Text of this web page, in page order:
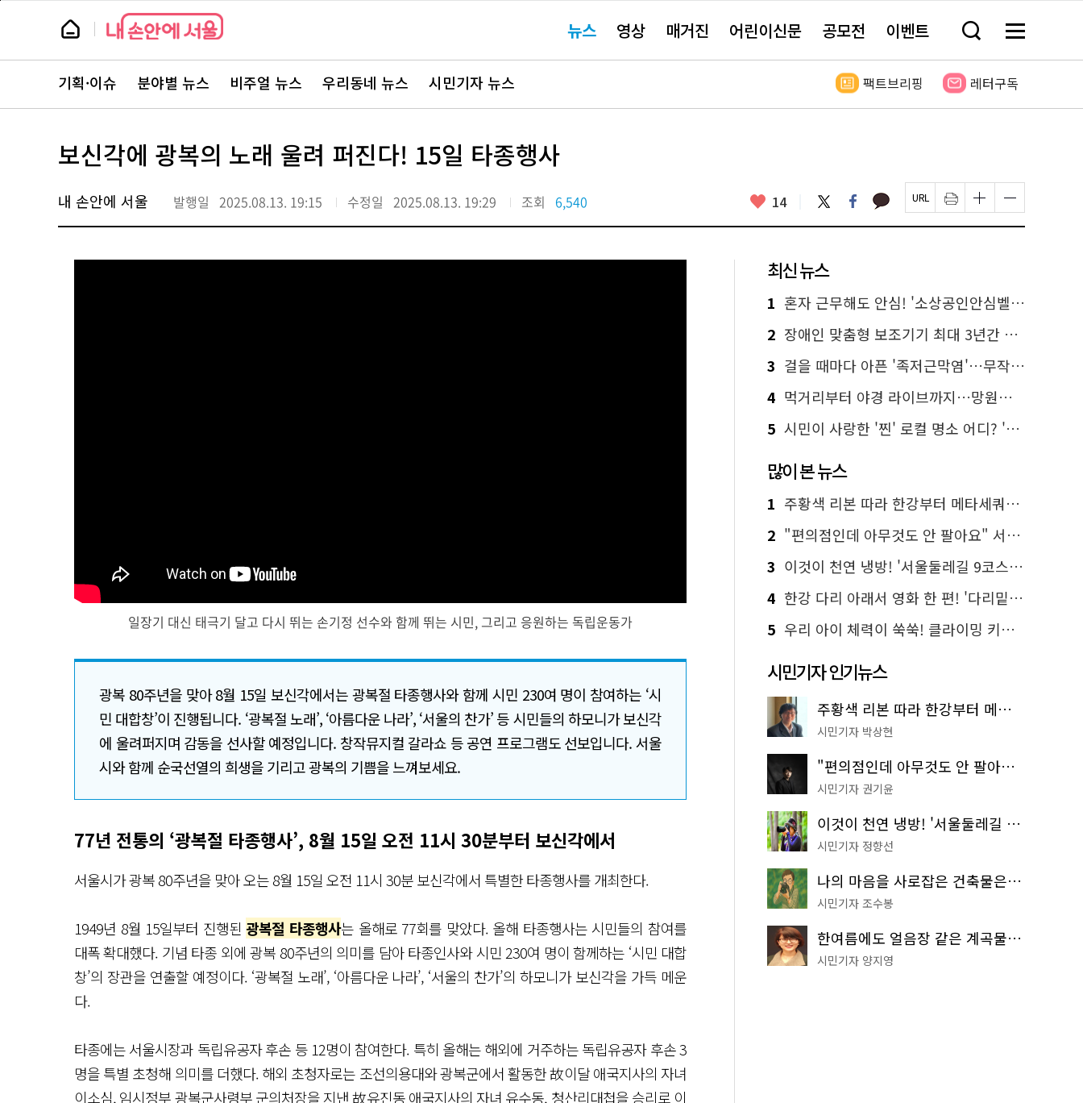
본
뉴
스 요뉴스 영상 매거진 어린이신문 공모전 이벤트 검
창
기
메
전
보
뉴
스
주
서
바
로
기획·이슈 분야별 뉴스 비주얼 뉴스 우리동네 뉴스 시민기자 뉴스 팩트브리핑 레터구독
보신각에 광복의 노래 울려 퍼진다! 15일 타종행사
내 손안에 서울 발행일 2025.08.13. 19:15 수정일 2025.08.13. 19:29 조회 6,540 좋
요
14 트
위
터
페
이
스
카
카 페
이
지
인
쇄
하
글
자
크
하
기
글
자
크
하
기
일장기 대신 태극기 달고 다시 뛰는 손기정 선수와 함께 뛰는 시민, 그리고 응원하는 독립운동가
광복 80주년을 맞아 8월 15일 보신각에서는 광복절 타종행사와 함께 시민 230여 명이 참여하는 ‘시
민 대합창’이 진행됩니다. ‘광복절 노래’, ‘아름다운 나라’, ‘서울의 찬가’ 등 시민들의 하모니가 보신각
에 울려퍼지며 감동을 선사할 예정입니다. 창작뮤지컬 갈라쇼 등 공연 프로그램도 선보입니다. 서울
시와 함께 순국선열의 희생을 기리고 광복의 기쁨을 느껴보세요.
77년 전통의 ‘광복절 타종행사’, 8월 15일 오전 11시 30분부터 보신각에서
서울시가 광복 80주년을 맞아 오는 8월 15일 오전 11시 30분 보신각에서 특별한 타종행사를 개최한다.
1949년 8월 15일부터 진행된 광복절 타종행사는 올해로 77회를 맞았다. 올해 타종행사는 시민들의 참여를
대폭 확대했다. 기념 타종 외에 광복 80주년의 의미를 담아 타종인사와 시민 230여 명이 함께하는 ‘시민 대합
창’의 장관을 연출할 예정이다. ‘광복절 노래’, ‘아름다운 나라’, ‘서울의 찬가’의 하모니가 보신각을 가득 메운
다.
타종에는 서울시장과 독립유공자 후손 등 12명이 참여한다. 특히 올해는 해외에 거주하는 독립유공자 후손 3
명을 특별 초청해 의미를 더했다. 해외 초청자로는 조선의용대와 광복군에서 활동한 故이달 애국지사의 자녀
이소심, 임시정부 광복군사령부 군의처장을 지낸 故유진동 애국지사의 자녀 유수동, 청산리대첩을 승리로 이
최신 뉴스
1 혼자 근무해도 안심! '소상공인안심벨' 신청하세요
2 장애인 맞춤형 보조기기 최대 3년간 무상 대여…삶의 질 높인다
3 걸을 때마다 아픈 '족저근막염'…무작정 참지 말고 '이것' 해보세요!
4 먹거리부터 야경 라이브까지…망원한강공원 알짜 코스
5 시민이 사랑한 '찐' 로컬 명소 어디? '서울에디션25' 추천 코스
많이 본 뉴스
1 주황색 리본 따라 한강부터 메타세쿼이아 숲길까지…서울둘레길 15코스
2 "편의점인데 아무것도 안 팔아요" 서울에서 가장 특별한 편의점의 정체
3 이것이 천연 냉방! '서울둘레길 9코스'로 숲속 피서 떠나볼까
4 한강 다리 아래서 영화 한 편! '다리밑 영화관' 무료 상영
5 우리 아이 체력이 쑥쑥! 클라이밍 키즈카페·어린이 체력장
시민기자 인기뉴스
주황색 리본 따라 한강부터 메타세쿼이아 숲길까지…서울둘레길 15코스
시민기자 박상현
"편의점인데 아무것도 안 팔아요" 서울에서 가장 특별한 편의점의 정체
시민기자 권기윤
이것이 천연 냉방! '서울둘레길 9코스'로 숲속 피서 떠나볼까
시민기자 정향선
나의 마음을 사로잡은 건축물은? '서울시 건축상' 수상작 공개!
시민기자 조수봉
한여름에도 얼음장 같은 계곡물! 서울 '진관사 계곡'이 천국이네~
시민기자 양지영
페